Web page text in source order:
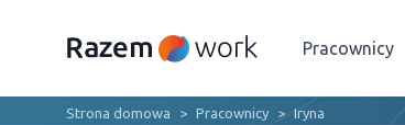
Pracownicy
Strona domowa Pracownicy Iryna